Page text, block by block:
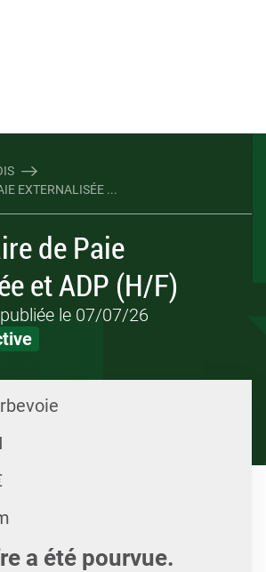
EXTERNALISÉE ...
de Paie
et ADP (H/F)
le 07/07/26
a été pourvue.